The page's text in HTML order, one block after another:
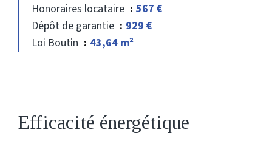
Honoraires locataire
567 €
Dépôt de garantie
929 €
Loi Boutin
43,64 m²
Efficacité énergétique